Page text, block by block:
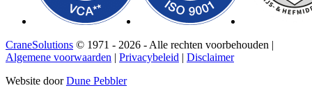
CraneSolutions © 1971 - 2026 - Alle rechten voorbehouden |
Algemene voorwaarden | Privacybeleid | Disclaimer
Website doorDune Pebbler